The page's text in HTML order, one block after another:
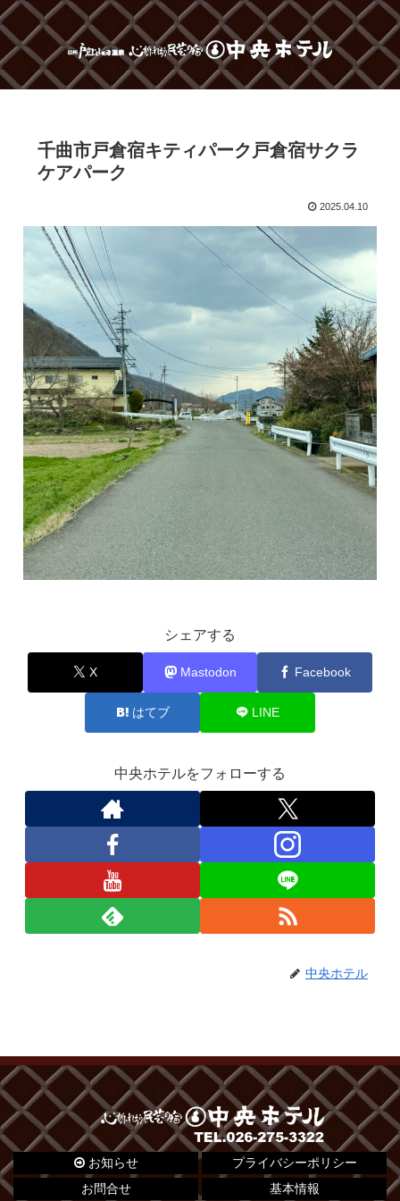
千曲市戸倉宿キティパーク戸倉宿サクラ
ケアパーク
2025.04.10
シェアする
X Mastodon Facebook
はてブ LINE
中央ホテルをフォローする
中央ホテル
お知らせ
プライバシーポリシー
お問合せ
基本情報